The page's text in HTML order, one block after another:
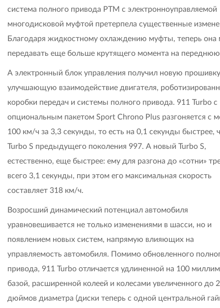
система полного привода PTM c электронноуправляемой
многодисковой муфтой претерпела существенные
Благодаря жидкостному охлаждению муфты, теперь она
передавать еще больше крутящего момента на
А электронный блок управления получил новую
улучшающую взаимодействие двигателя,
коробки передач и системы полного привода. 911 Turbo с
опциональным пакетом Sport Chrono Plus разгоняется с
100 км/ч за 3,3 секунды, то есть на 0,1 секунды быстрее,
Turbo S предыдущего поколения 997. А новый Turbo S,
естественно, еще быстрее: ему для разгона до «сотни»
всего 3,1 секунды, при этом его максимальная скорость
составляет 318 км/ч.
Возросший динамический потенциал автомобиля
уравновешивается не только изменениями в шасси, но и
появлением новых систем, напрямую влияющих на
управляемость автомобиля. Помимо обновленного
привода, 911 Turbo отличается удлиненной на 100
базой, расширенной колеей и колесами увеличенного до
дюймов диаметра (диски теперь с одной центральной